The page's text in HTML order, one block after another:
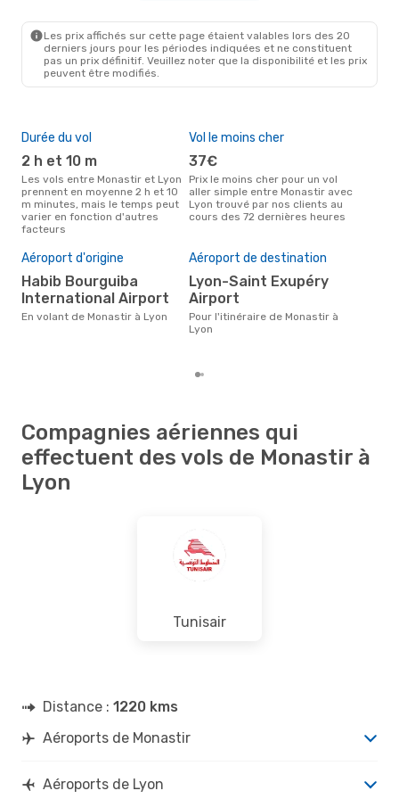
Les prix affichés sur cette page étaient valables lors des 20
derniers jours pour les périodes indiquées et ne constituent
pas un prix définitif. Veuillez noter que la disponibilité et les prix
peuvent être modifiés.
Durée du vol
2 h et 10 m
Les vols entre Monastir et Lyon
prennent en moyenne 2 h et 10
m minutes, mais le temps peut
varier en fonction d'autres
facteurs
Vol le moins cher
37€
Prix le moins cher pour un vol
aller simple entre Monastir avec
Lyon trouvé par nos clients au
cours des 72 dernières heures
Aéroport d'origine
Habib Bourguiba
International Airport
En volant de Monastir à Lyon
Aéroport de destination
Lyon-Saint Exupéry
Airport
Pour l'itinéraire de Monastir à
Lyon
Compagnies aériennes qui
effectuent des vols de Monastir à
Lyon
Tunisair
Distance : 1220 kms
Aéroports de Monastir
Aéroports de Lyon